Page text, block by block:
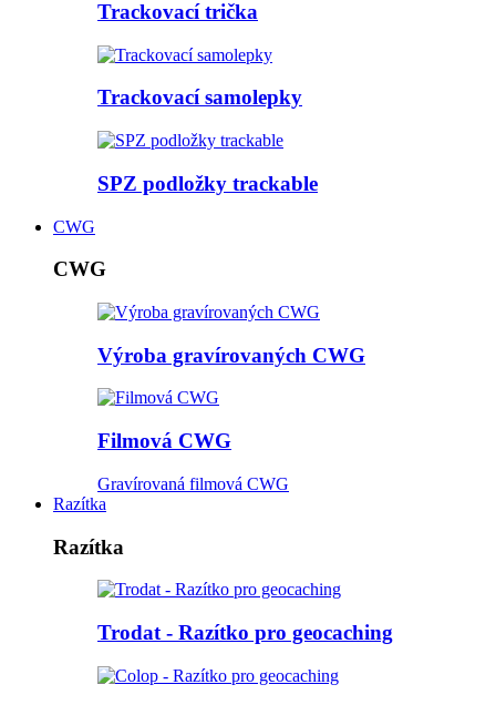
Trackovací trička
Trackovací samolepky
SPZ podložky trackable
CWG
CWG
Výroba gravírovaných CWG
Filmová CWG
Gravírovaná filmová CWG
Razítka
Razítka
Trodat - Razítko pro geocaching